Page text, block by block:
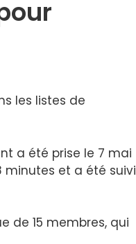
les listes de
a été prise le 7 mai
minutes et a été suivi
de 15 membres, qui